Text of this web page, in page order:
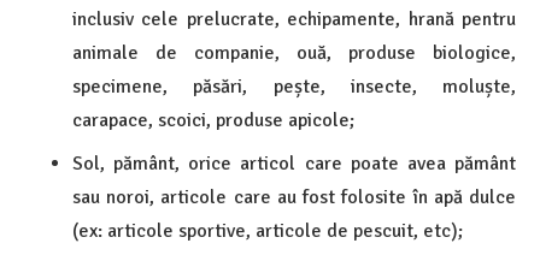
inclusiv cele prelucrate, echipamente, hrană pentru
animale de companie, ouă, produse biologice,
specimene, păsări, pește, insecte, moluște,
carapace, scoici, produse apicole;
Sol, pământ, orice articol care poate avea pământ
sau noroi, articole care au fost folosite în apă dulce
(ex: articole sportive, articole de pescuit, etc);